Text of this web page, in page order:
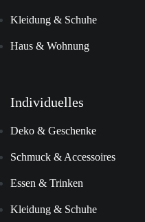
Kleidung & Schuhe
Haus & Wohnung
Individuelles
Deko & Geschenke
Schmuck & Accessoires
Essen & Trinken
Kleidung & Schuhe